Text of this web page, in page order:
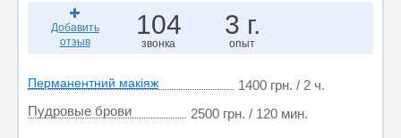
Добавить
отзыв
104
звонка
3 г.
опыт
Перманентний макіяж
1400 грн. / 2 ч.
Пудровые брови
2500 грн. / 120 мин.